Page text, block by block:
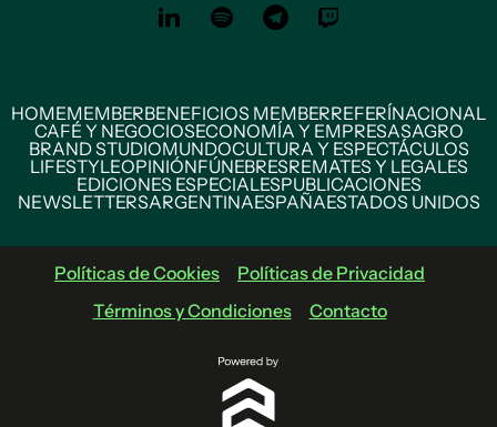
HOMEMEMBERBENEFICIOS MEMBERREFERÍNACIONAL
CAFÉ Y NEGOCIOSECONOMÍA Y EMPRESASAGRO
BRAND STUDIOMUNDOCULTURA Y ESPECTÁCULOS
LIFESTYLEOPINIÓNFÚNEBRESREMATES Y LEGALES
EDICIONES ESPECIALESPUBLICACIONES
NEWSLETTERSARGENTINAESPAÑAESTADOS UNIDOS
Políticas de Cookies
Políticas de Privacidad
Términos y Condiciones
Contacto